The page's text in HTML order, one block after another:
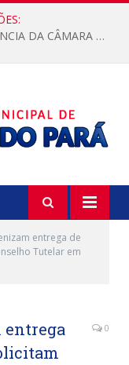
VEREADORA KEILA ASSUME A PRESIDÊNCIA DA CÂMARA MUNICIPAL.
entrega de
Tutelar em
entrega
0